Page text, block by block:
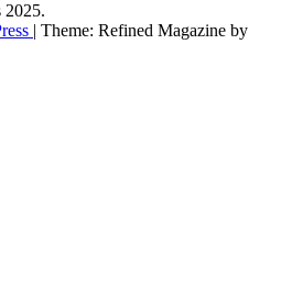
2025.
| Theme: Refined Magazine by